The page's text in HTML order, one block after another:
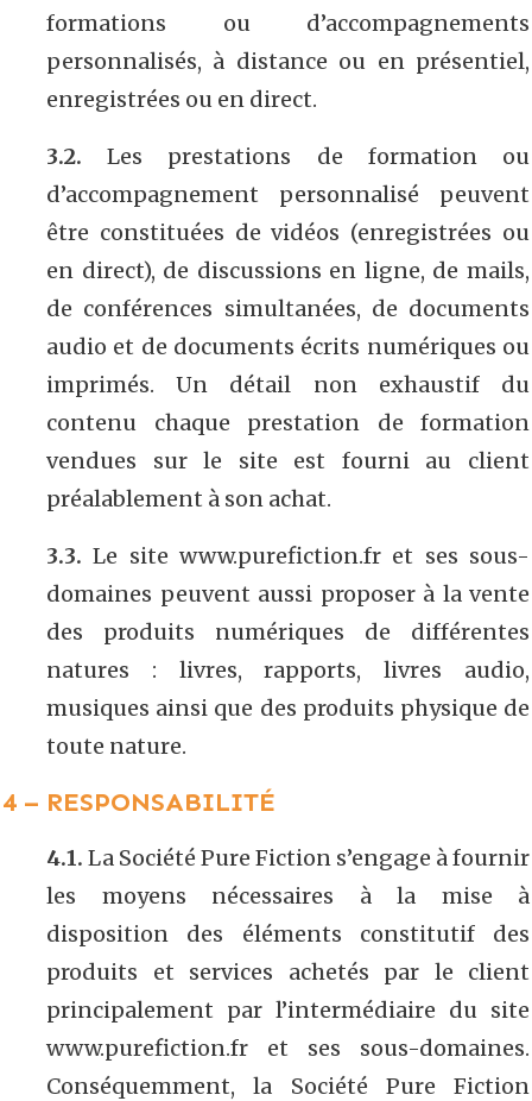
formations ou d’accompagnements
personnalisés, à distance ou en présentiel,
enregistrées ou en direct.
3.2. Les prestations de formation ou
d’accompagnement personnalisé peuvent
être constituées de vidéos (enregistrées ou
en direct), de discussions en ligne, de mails,
de conférences simultanées, de documents
audio et de documents écrits numériques ou
imprimés. Un détail non exhaustif du
contenu chaque prestation de formation
vendues sur le site est fourni au client
préalablement à son achat.
3.3. Le site www.purefiction.fr et ses sous-
domaines peuvent aussi proposer à la vente
des produits numériques de différentes
natures : livres, rapports, livres audio,
musiques ainsi que des produits physique de
toute nature.
4 – RESPONSABILITÉ
4.1. La Société Pure Fiction s’engage à fournir
les moyens nécessaires à la mise à
disposition des éléments constitutif des
produits et services achetés par le client
principalement par l’intermédiaire du site
www.purefiction.fr et ses sous-domaines.
Conséquemment, la Société Pure Fiction